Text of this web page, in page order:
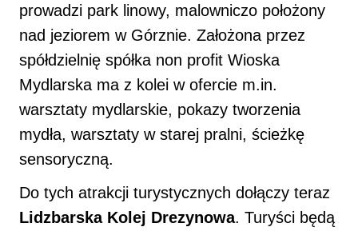
prowadzi park linowy, malowniczo położony
nad jeziorem w Górznie. Założona przez
spółdzielnię spółka non profit Wioska
Mydlarska ma z kolei w ofercie m.in.
warsztaty mydlarskie, pokazy tworzenia
mydła, warsztaty w starej pralni, ścieżkę
sensoryczną.
Do tych atrakcji turystycznych dołączy teraz
Lidzbarska Kolej Drezynowa. Turyści będą